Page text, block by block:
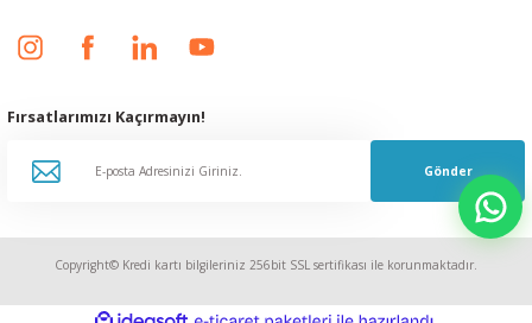
Fırsatlarımızı Kaçırmayın!
Gönder
Copyright© Kredi kartı bilgileriniz 256bit SSL sertifikası ile korunmaktadır.
ideasoft